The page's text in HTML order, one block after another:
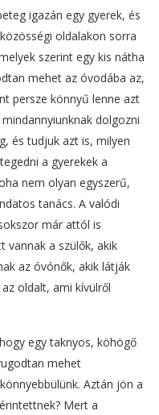
igazán egy gyerek, és
oldalakon sorra
szerint egy kis nátha
mehet az óvodába az,
persze könnyű lenne azt
dolgozni
és tudjuk azt is, milyen
a gyerekek a
nem olyan egyszerű,
tanács. A valódi
már attól is
vannak a szülők, akik
az óvónők, akik látják
oldalt, ami kívülről
egy taknyos, köhögő
mehet
Aztán jön a
Mert a